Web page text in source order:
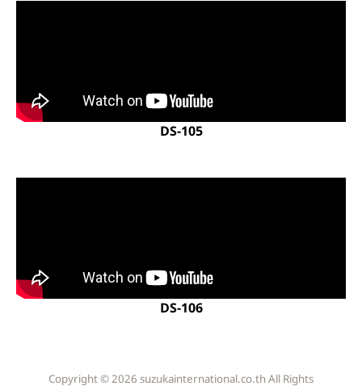
DS-105
DS-106
Copyright © 2026 suzukainternational.co.th All Rights